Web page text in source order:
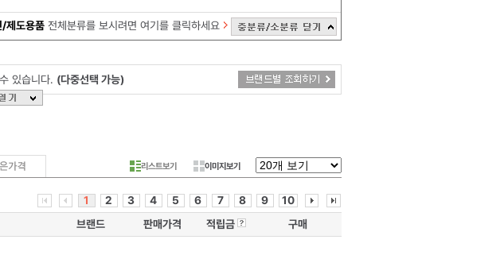
/제도용품전체분류를 보시려면 여기를 클릭하세요
있습니다. (다중선택 가능)
리스트보기 이미지보기
1 2 3 4 5 6 7 8 9
10
브랜드 판매가격 적립금 구매